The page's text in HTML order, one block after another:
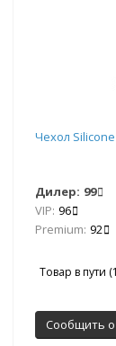
Чехол
Дилер: 99
VIP: 96
Premium: 92
Товар в пути
Сообщить